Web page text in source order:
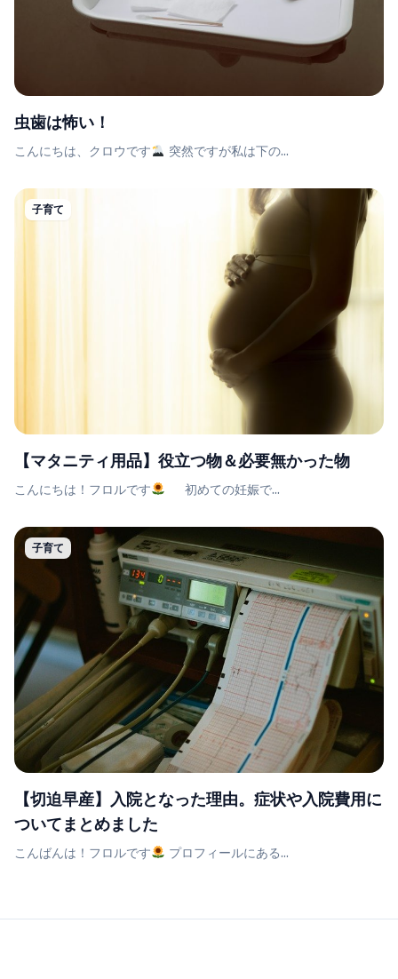
虫歯は怖い！
こんにちは、クロウです 突然ですが私は下の...
子育て
【マタニティ用品】役立つ物＆必要無かった物
こんにちは！フロルです 初めての妊娠で...
子育て
【切迫早産】入院となった理由。症状や入院費用に
ついてまとめました
こんばんは！フロルです プロフィールにある...